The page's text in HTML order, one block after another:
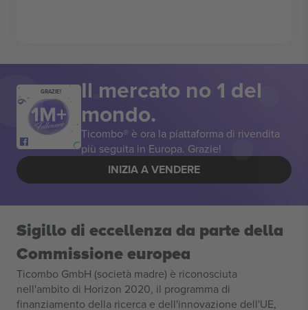
GRAZIE! Il mercato no 1 del
mondo.
Ticombo® è ora la piattaforma di rivendita
più seguita in Europa. Grazie!
INIZIA A VENDERE
Sigillo di eccellenza da parte della
Commissione europea
Ticombo GmbH (società madre) è riconosciuta
nell'ambito di Horizon 2020, il programma di
finanziamento della ricerca e dell'innovazione dell'UE,